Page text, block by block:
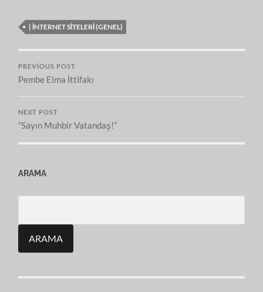
| İNTERNET SITELERI (GENEL)
PREVIOUS POST
Pembe Elma İttifakı
NEXT POST
“Sayın Muhbir Vatandaş!”
ARAMA